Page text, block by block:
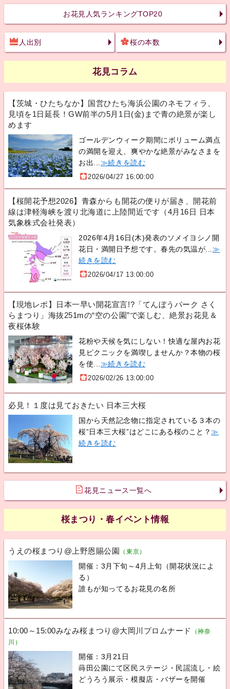
お花見人気ランキングTOP20
人出別 桜の本数
花見コラム
【茨城・ひたちなか】国営ひたち海浜公園のネモフィラ、
見頃を1日延長！GW前半の5月1日(金)まで青の絶景が楽し
めます
ゴールデンウィーク期間にボリューム満点
の満開を迎え、爽やかな絶景がみなさまを
お出... ≫続きを読む
2026/04/27 16:00:00
【桜開花予想2026】青森からも開花の便りが届き、開花前
線は津軽海峡を渡り北海道に上陸間近です（4月16日 日本
気象株式会社発表）
2026年4月16日(木)発表のソメイヨシノ開
花日・満開日予想です。春先の気温が... ≫
続きを読む
2026/04/17 13:00:00
【現地レポ】日本一早い開花宣言!?「てんぼうパーク さく
らまつり」海抜251mの“空の公園”で楽しむ、絶景お花見＆
夜桜体験
花粉や天候を気にしない！快適な屋内お花
見ピクニックを満喫しませんか？本物の桜
を使... ≫続きを読む
2026/02/26 13:00:00
必見！１度は見ておきたい 日本三大桜
国から天然記念物に指定されている３本の
桜”日本三大桜”はどこにある桜のこと？≫
続きを読む
花見ニュース一覧へ
桜まつり・春イベント情報
うえの桜まつり@上野恩賜公園 （東京）
開催：3月下旬～4月上旬（開花状況によ
る）
誰もが知ってるお花見の名所
10:00～15:00みなみ桜まつり@大岡川プロムナード
（神奈
川）
開催：3月21日
蒔田公園にて区民ステージ・民謡流し・絵
どうろう展示・模擬店・バザーを開催